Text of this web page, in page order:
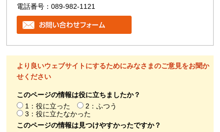
電話番号：089-982-1121
より良いウェブサイトにするためにみなさまのご意見をお聞か
せください
このページの情報は役に立ちましたか？
1：役に立った
2：ふつう
3：役に立たなかった
このページの情報は見つけやすかったですか？